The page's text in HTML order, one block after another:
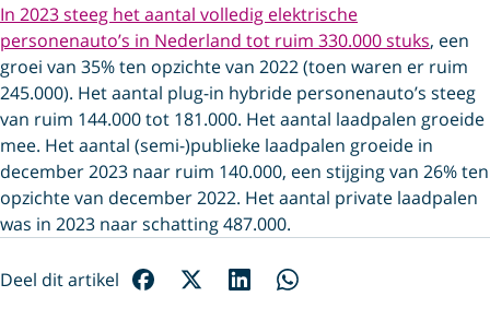
In 2023 steeg het aantal volledig elektrische
personenauto’s in Nederland tot ruim 330.000 stuks, een
groei van 35% ten opzichte van 2022 (toen waren er ruim
245.000). Het aantal plug-in hybride personenauto’s steeg
van ruim 144.000 tot 181.000. Het aantal laadpalen groeide
mee. Het aantal (semi-)publieke laadpalen groeide in
december 2023 naar ruim 140.000, een stijging van 26% ten
opzichte van december 2022. Het aantal private laadpalen
was in 2023 naar schatting 487.000.
Deel dit artikel